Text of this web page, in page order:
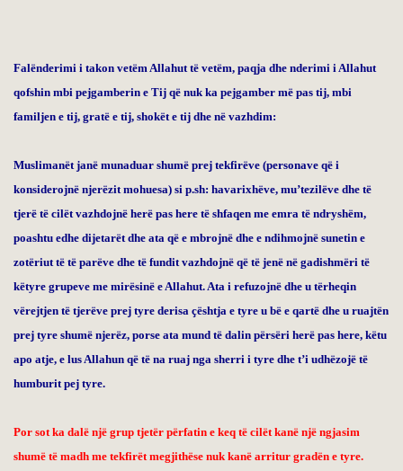
Falënderimi i takon vetëm Allahut të vetëm, paqja dhe nderimi i Allahut
qofshin mbi pejgamberin e Tij që nuk ka pejgamber më pas tij, mbi
familjen e tij, gratë e tij, shokët e tij dhe në vazhdim:
Muslimanët janë munaduar shumë prej tekfirëve (personave që i
konsiderojnë njerëzit mohuesa) si p.sh: havarixhëve, mu’tezilëve dhe të
tjerë të cilët vazhdojnë herë pas here të shfaqen me emra të ndryshëm,
poashtu edhe dijetarët dhe ata që e mbrojnë dhe e ndihmojnë sunetin e
zotëriut të të parëve dhe të fundit vazhdojnë që të jenë në gadishmëri të
këtyre grupeve me mirësinë e Allahut. Ata i refuzojnë dhe u tërheqin
vërejtjen të tjerëve prej tyre derisa çështja e tyre u bë e qartë dhe u ruajtën
prej tyre shumë njerëz, porse ata mund të dalin përsëri herë pas here, këtu
apo atje, e lus Allahun që të na ruaj nga sherri i tyre dhe t’i udhëzojë të
humburit pej tyre.
Por sot ka dalë një grup tjetër përfatin e keq të cilët kanë një ngjasim
shumë të madh me tekfirët megjithëse nuk kanë arritur gradën e tyre.